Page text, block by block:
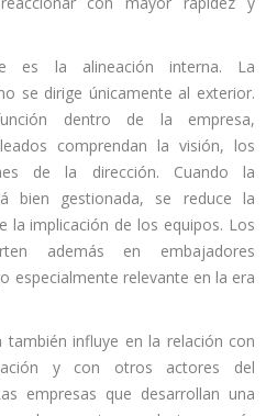
es la alineación interna. La
se dirige únicamente al exterior.
dentro de la empresa,
comprendan la visión, los
de la dirección. Cuando la
bien gestionada, se reduce la
la implicación de los equipos. Los
además en embajadores
especialmente relevante en la era
también influye en la relación con
y con otros actores del
empresas que desarrollan una